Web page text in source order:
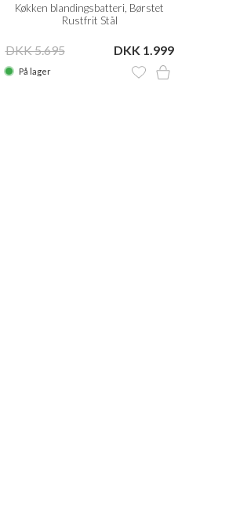
Køkken blandingsbatteri, Børstet
Rustfrit Stål
DKK 5.695 DKK 1.999
På lager